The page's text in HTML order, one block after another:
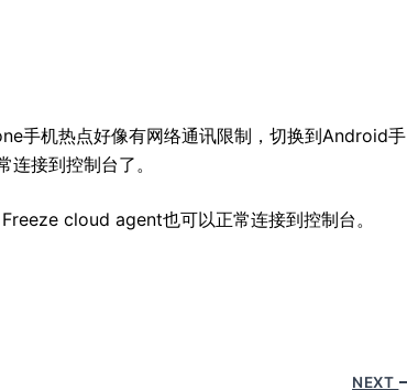
手机热点好像有网络通讯限制，切换到Android手
接到控制台了。
cloud agent也可以正常连接到控制台。
NEXT